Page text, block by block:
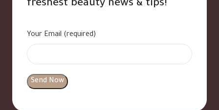
freshest beauty news & tips!
Your Email (required)